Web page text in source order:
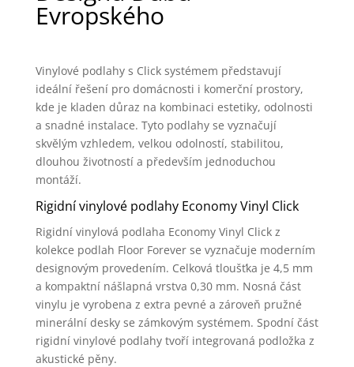
Evropského
Vinylové podlahy s Click systémem představují
ideální řešení pro domácnosti i komerční prostory,
kde je kladen důraz na kombinaci estetiky, odolnosti
a snadné instalace. Tyto podlahy se vyznačují
skvělým vzhledem, velkou odolností, stabilitou,
dlouhou životností a především jednoduchou
montáží.
Rigidní vinylové podlahy Economy Vinyl Click
Rigidní vinylová podlaha Economy Vinyl Click z
kolekce podlah Floor Forever se vyznačuje moderním
designovým provedením. Celková tloušťka je 4,5 mm
a kompaktní nášlapná vrstva 0,30 mm. Nosná část
vinylu je vyrobena z extra pevné a zároveň pružné
minerální desky se zámkovým systémem. Spodní část
rigidní vinylové podlahy tvoří integrovaná podložka z
akustické pěny.